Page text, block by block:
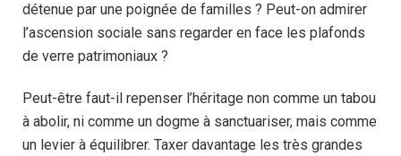
détenue par une poignée de familles ? Peut-on admirer
l’ascension sociale sans regarder en face les plafonds
de verre patrimoniaux ?
Peut-être faut-il repenser l’héritage non comme un tabou
à abolir, ni comme un dogme à sanctuariser, mais comme
un levier à équilibrer. Taxer davantage les très grandes